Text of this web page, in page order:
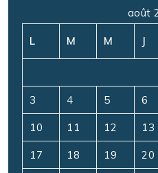
août
L M M J
3 4 5 6
10 11 12 13
17 18 19 20